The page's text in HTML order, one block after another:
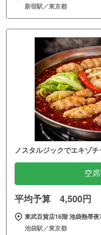
新宿駅／東京都
ノスタルジックでエキゾ
空
平均予算 4,500円
東武百貨店16階 池袋熱帯
池袋駅／東京都